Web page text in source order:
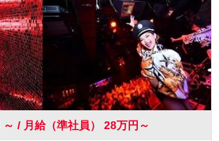
時給 1,177円 ～ / 月給（準社員） 28万円～